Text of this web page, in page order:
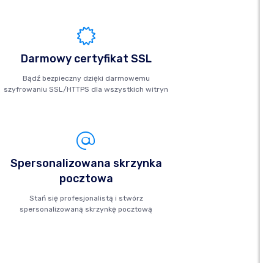
Darmowy certyfikat SSL
Bądź bezpieczny dzięki darmowemu
szyfrowaniu SSL/HTTPS dla wszystkich witryn
Spersonalizowana skrzynka
pocztowa
Stań się profesjonalistą i stwórz
spersonalizowaną skrzynkę pocztową